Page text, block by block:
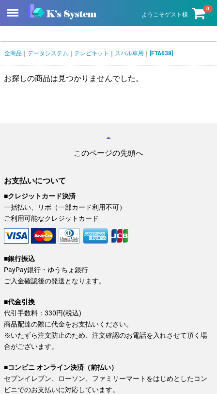
ようこそゲスト様
0
Menu
全商品 データシステム テレビキット スバル車用 [FTA638]
お探しの商品は見つかりませんでした。
このページの先頭へ
お支払いについて
■クレジットカード決済
一括払い、リボ（一部カード利用不可）
ご利用可能なクレジットカード
■銀行振込
PayPay銀行・ゆうちょ銀行
ご入金確認後の発送となります。
■代金引換
代引手数料：330円(税込)
商品配達の際に代金をお支払いください。
※いたずら注文防止のため、注文確認のお電話を入れさせて頂く場
合がございます。
■コンビニ オンライン決済（前払い）
セブンイレブン、ローソン、ファミリーマートをはじめとしたコン
ビニでのお支払いに対応しています。